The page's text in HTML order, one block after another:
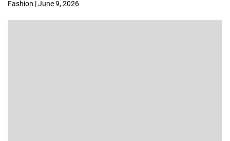
Fashion | June 9, 2026